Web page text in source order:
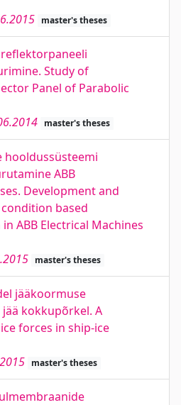
master's theses
Study of
Panel of Parabolic
master's theses
hooldussüsteemi
ABB
Development and
based
ABB Electrical Machines
master's theses
jääkoormuse
kokkupõrkel. A
forces in ship-ice
master's theses